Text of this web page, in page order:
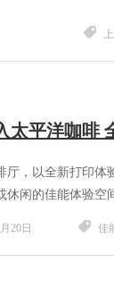
太平洋咖啡
厅，以全新打印体
休闲的佳能体验空
20日 佳